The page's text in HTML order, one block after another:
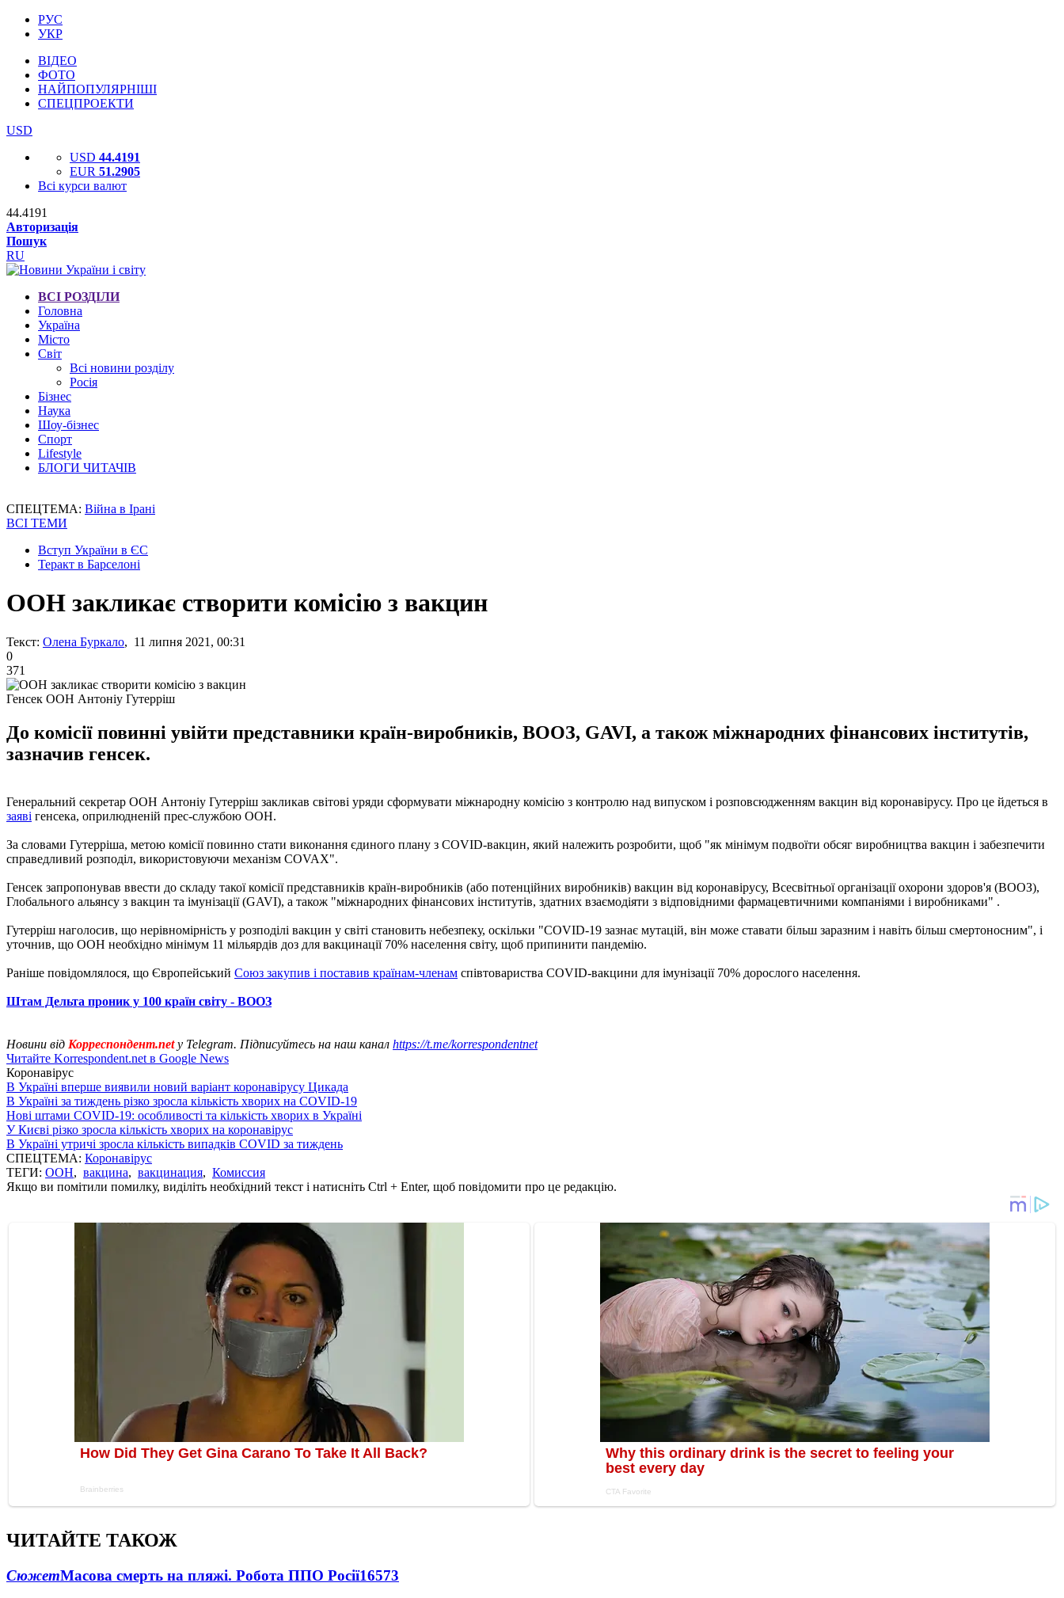
РУС
УКР
ВІДЕО
ФОТО
НАЙПОПУЛЯРНІШІ
СПЕЦПРОЕКТИ
USD
USD 44.4191
EUR 51.2905
Всі курси валют
44.4191
Авторизація
Пошук
RU
ВСІ РОЗДІЛИ
Головна
Україна
Місто
Світ
Всі новини розділу
Росія
Бізнес
Наука
Шоу-бізнес
Спорт
Lifestyle
БЛОГИ ЧИТАЧІВ
СПЕЦТЕМА: Війна в Ірані
ВСІ ТЕМИ
Вступ України в ЄС
Теракт в Барселоні
ООН закликає створити комісію з вакцин
Текст: Олена Буркало, 11 липня 2021, 00:31
0
371
Генсек ООН Антоніу Гутерріш
До комісії повинні увійти представники країн-виробників, ВООЗ, GAVI, а також міжнародних фінансових інститутів,
зазначив генсек.
Генеральний секретар ООН Антоніу Гутерріш закликав світові уряди сформувати міжнародну комісію з контролю над випуском і розповсюдженням вакцин від коронавірусу. Про це йдеться в
заяві генсека, оприлюдненій прес-службою ООН.
За словами Гутерріша, метою комісії повинно стати виконання єдиного плану з COVID-вакцин, який належить розробити, щоб "як мінімум подвоїти обсяг виробництва вакцин і забезпечити
справедливий розподіл, використовуючи механізм COVAX".
Генсек запропонував ввести до складу такої комісії представників країн-виробників (або потенційних виробників) вакцин від коронавірусу, Всесвітньої організації охорони здоров'я (ВООЗ),
Глобального альянсу з вакцин та імунізації (GAVI), а також "міжнародних фінансових інститутів, здатних взаємодіяти з відповідними фармацевтичними компаніями і виробниками" .
Гутерріш наголосив, що нерівномірність у розподілі вакцин у світі становить небезпеку, оскільки "COVID-19 зазнає мутацій, він може ставати більш заразним і навіть більш смертоносним", і
уточнив, що ООН необхідно мінімум 11 мільярдів доз для вакцинації 70% населення світу, щоб припинити пандемію.
Раніше повідомлялося, що Європейський Союз закупив і поставив країнам-членам співтовариства СOVID-вакцини для імунізації 70% дорослого населення.
Штам Дельта проник у 100 країн світу - ВООЗ
Новини від Корреспондент.netу Telegram. Підписуйтесь на наш канал https://t.me/korrespondentnet
Читайте Korrespondent.net в Google News
Коронавірус
В Україні вперше виявили новий варіант коронавірусу Цикада
В Україні за тиждень різко зросла кількість хворих на COVID-19
Нові штами COVID-19: особливості та кількість хворих в Україні
У Києві різко зросла кількість хворих на коронавірус
В Україні утричі зросла кількість випадків COVID за тиждень
СПЕЦТЕМА: Коронавірус
ТЕГИ: ООН, вакцина, вакцинация, Комиссия
Якщо ви помітили помилку, виділіть необхідний текст і натисніть Ctrl + Enter, щоб повідомити про це редакцію.
ЧИТАЙТЕ ТАКОЖ
СюжетМасова смерть на пляжі. Робота ППО Росії16573